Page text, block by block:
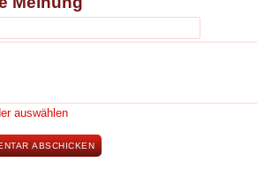
auswählen